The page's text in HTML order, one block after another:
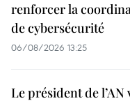
renforcer la
de cybersécurité
06/08/2026 13:25
Le président de